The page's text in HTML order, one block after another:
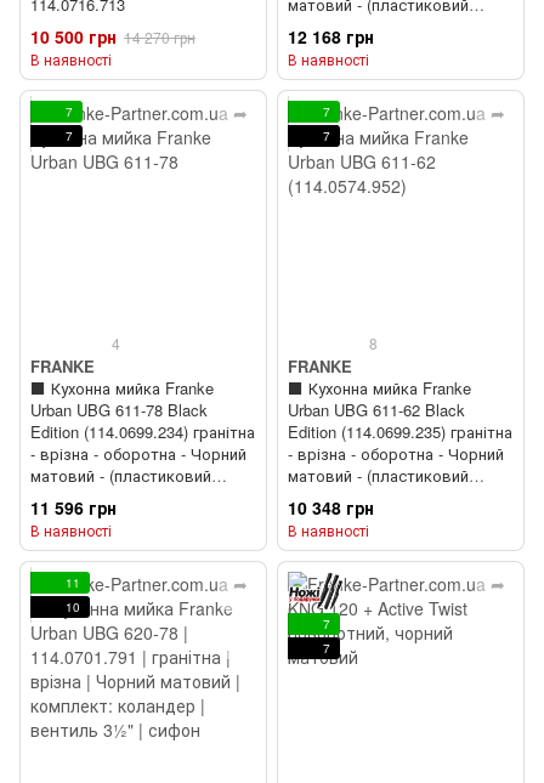
114.0716.713
10 500 грн 14 270 грн
В наявності
матовий - (пластиковий
коландер у комлекті)
12 168 грн
В наявності
7
7
4
FRANKE
⬛️ Кухонна мийка Franke
Urban UBG 611-78 Black
Edition (114.0699.234) гранітна
- врізна - оборотна - Чорний
матовий - (пластиковий
коландер у комлекті)
11 596 грн
В наявності
7
7
8
FRANKE
⬛️ Кухонна мийка Franke
Urban UBG 611-62 Black
Edition (114.0699.235) гранітна
- врізна - оборотна - Чорний
матовий - (пластиковий
коландер у комлекті)
10 348 грн
В наявності
11
10
7
7